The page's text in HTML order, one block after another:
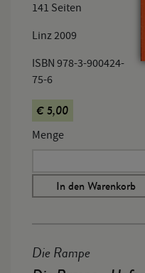
141 Seiten
Linz 2009
ISBN 978-3-900424-
75-6
€ 5,00
Menge
In den Warenkorb
Die Rampe